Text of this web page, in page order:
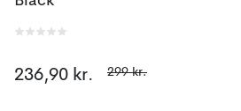
236,90 kr. 299 kr.